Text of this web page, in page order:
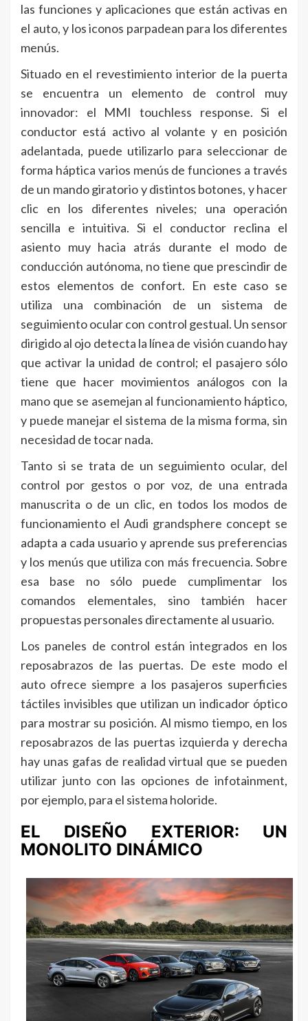
las funciones y aplicaciones que están activas en
el auto, y los iconos parpadean para los diferentes
menús.
Situado en el revestimiento interior de la puerta
se encuentra un elemento de control muy
innovador: el MMI touchless response. Si el
conductor está activo al volante y en posición
adelantada, puede utilizarlo para seleccionar de
forma háptica varios menús de funciones a través
de un mando giratorio y distintos botones, y hacer
clic en los diferentes niveles; una operación
sencilla e intuitiva. Si el conductor reclina el
asiento muy hacia atrás durante el modo de
conducción autónoma, no tiene que prescindir de
estos elementos de confort. En este caso se
utiliza una combinación de un sistema de
seguimiento ocular con control gestual. Un sensor
dirigido al ojo detecta la línea de visión cuando hay
que activar la unidad de control; el pasajero sólo
tiene que hacer movimientos análogos con la
mano que se asemejan al funcionamiento háptico,
y puede manejar el sistema de la misma forma, sin
necesidad de tocar nada.
Tanto si se trata de un seguimiento ocular, del
control por gestos o por voz, de una entrada
manuscrita o de un clic, en todos los modos de
funcionamiento el Audi grandsphere concept se
adapta a cada usuario y aprende sus preferencias
y los menús que utiliza con más frecuencia. Sobre
esa base no sólo puede cumplimentar los
comandos elementales, sino también hacer
propuestas personales directamente al usuario.
Los paneles de control están integrados en los
reposabrazos de las puertas. De este modo el
auto ofrece siempre a los pasajeros superficies
táctiles invisibles que utilizan un indicador óptico
para mostrar su posición. Al mismo tiempo, en los
reposabrazos de las puertas izquierda y derecha
hay unas gafas de realidad virtual que se pueden
utilizar junto con las opciones de infotainment,
por ejemplo, para el sistema holoride.
EL DISEÑO EXTERIOR: UN
MONOLITO DINÁMICO